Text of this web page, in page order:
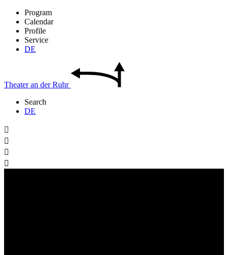
Program
Calendar
Profile
Service
DE
Theateran derRuhr
Search
DE



